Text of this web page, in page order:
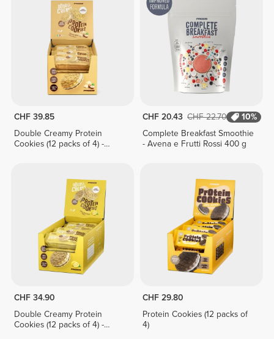
CHF 39.85
Double Creamy Protein
Cookies (12 packs of 4) -
CHF 20.43 CHF 22.70
10%
Complete Breakfast Smoothie
- Avena e Frutti Rossi 400 g
CHF 34.90
Double Creamy Protein
Cookies (12 packs of 4) -
CHF 29.80
Protein Cookies (12 packs of
4)